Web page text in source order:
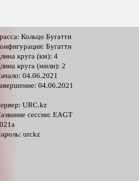
Кольцо Бугатти
Бугатти
круга (км): 4
круга (мили): 2
04.06.2021
04.06.2021
URC.kz
сессии: EAGT
urckz